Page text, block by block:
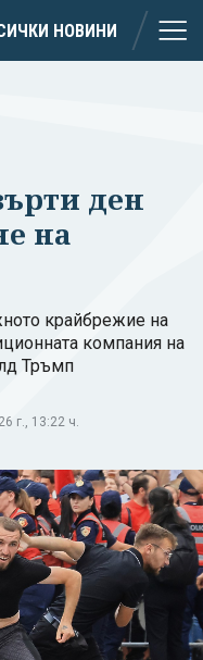
НОВИНИ
ден
на
крайбрежие на
компания на
Тръмп
г., 13:22 ч.